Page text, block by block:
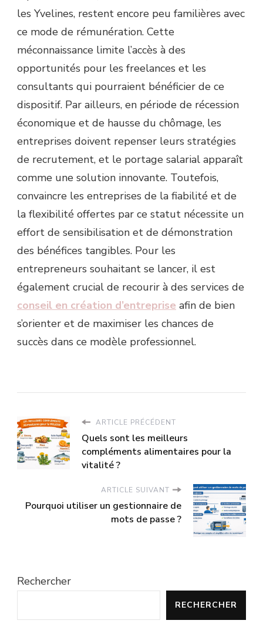
les Yvelines, restent encore peu familières avec
ce mode de rémunération. Cette
méconnaissance limite l’accès à des
opportunités pour les freelances et les
consultants qui pourraient bénéficier de ce
dispositif. Par ailleurs, en période de récession
économique et de hausse du chômage, les
entreprises doivent repenser leurs stratégies
de recrutement, et le portage salarial apparaît
comme une solution innovante. Toutefois,
convaincre les entreprises de la fiabilité et de
la flexibilité offertes par ce statut nécessite un
effort de sensibilisation et de démonstration
des bénéfices tangibles. Pour les
entrepreneurs souhaitant se lancer, il est
également crucial de recourir à des services de
conseil en création d’entreprise afin de bien
s’orienter et de maximiser les chances de
succès dans ce modèle professionnel.
ARTICLE PRÉCÉDENT
Quels sont les meilleurs
compléments alimentaires pour la
vitalité ?
ARTICLE SUIVANT
Pourquoi utiliser un gestionnaire de
mots de passe ?
Rechercher
RECHERCHER